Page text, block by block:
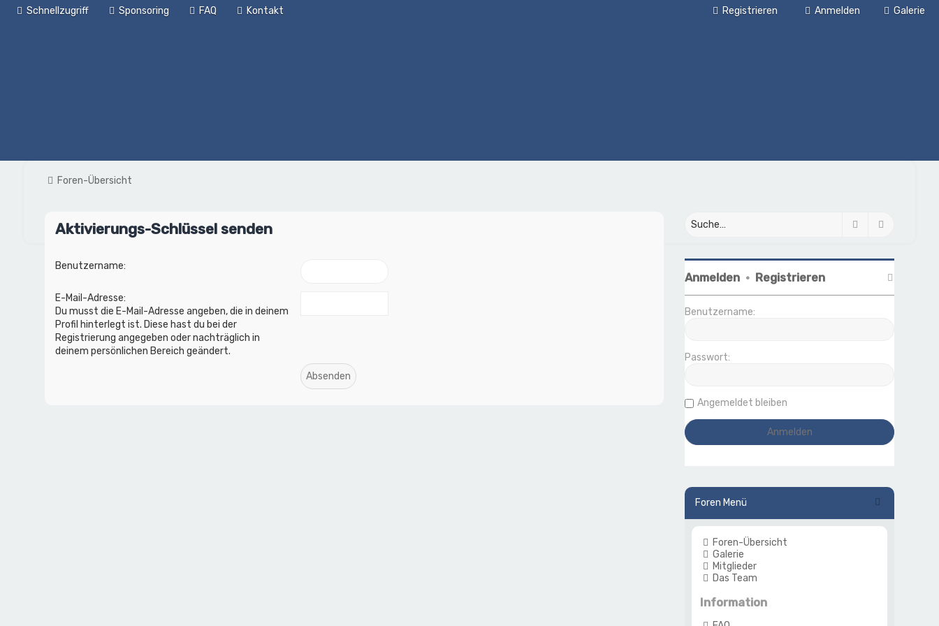
Schnellzugriff Galerie
Sponsoring FAQ Kontakt Anmelden
Registrieren
Foren-Übersicht
Aktivierungs-Schlüssel senden
Benutzername:
E-Mail-Adresse:
Du musst die E-Mail-Adresse angeben, die in deinem
Profil hinterlegt ist. Diese hast du bei der
Registrierung angegeben oder nachträglich in
deinem persönlichen Bereich geändert.
Suche
Anmelden • Registrieren
Benutzername:
Passwort:
Angemeldet bleiben
Foren Menü
Foren-Übersicht
Galerie
Mitglieder
Das Team
Information